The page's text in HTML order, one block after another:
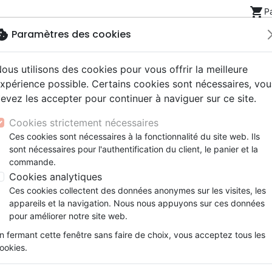
shopping_cart
NouveautésBibles
Segond 21
Segond
NEG
Livres
Famille, couple
Souffrance, Relation d'aide
Santé
eBooks
Couple
Méditations
Souffrance, Relation d'aide
Psychologie
Jeunesse
ans
Bibles jeunesse
Latino, Folk
Soul
Instrumental
Louange, Adoration
Hardrock, Métal
conférences
Documentaires, reportages
Accessoires de Bible
Papeterie
Quand la vie n'est pas un long fleuve tranquille -
Quand la vie n'est pas un
Auteur :Lysa Terkeurst
RéférenceOUR2059-EPUB EAN
Description
Paramètres des cookies
utilisons des cookies pour vous offrir la meilleure
possible. Certains cookies sont nécessaires,
les accepter pour continuer à naviguer sur ce site.
Cookies strictement nécessaires
Ces cookies sont nécessaires à la fonctionnalité du site web. Ils
sont nécessaires pour l'authentification du client, le panier et la
commande.
Cookies analytiques
Ces cookies collectent des données anonymes sur les visites, les
appareils et la navigation. Nous nous appuyons sur ces données
pour améliorer notre site web.
fermant cette fenêtre sans faire de choix, vous acceptez tous les